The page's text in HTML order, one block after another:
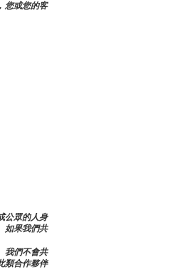
您或您的客
公眾的人身
如果我們共
我們不會共
類合作夥伴